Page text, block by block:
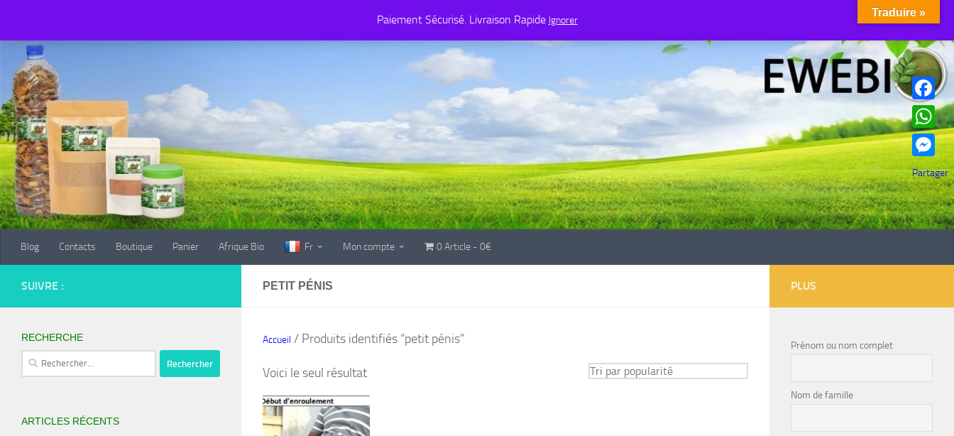
Paiement Sécurisé. Livraison Rapide Ignorer
Mon compte 0 Article 0€
Blog Contacts Boutique Panier Afrique Bio Fr Mon compte 0 Article 0€
PETIT PÉNIS
Accueil / Produits identifiés “petit pénis”
Voici le seul résultat
SUIVRE :
RECHERCHE
Rechercher :
ARTICLES RÉCENTS
PLUS
Prénom ou nom complet
Nom de famille
Facebook
WhatsApp
Partager
Traduire »